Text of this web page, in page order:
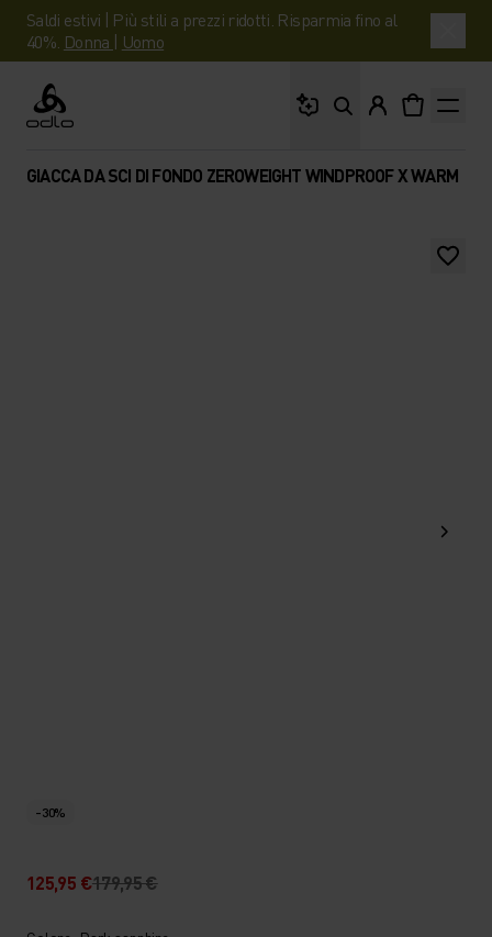
Saldi estivi | Più stili a prezzi ridotti. Risparmia fino al
40%. Donna | Uomo
Odlo
GIACCA DA SCI DI FONDO ZEROWEIGHT WINDPROOF X WARM
-30%
125,95 €179,95 €